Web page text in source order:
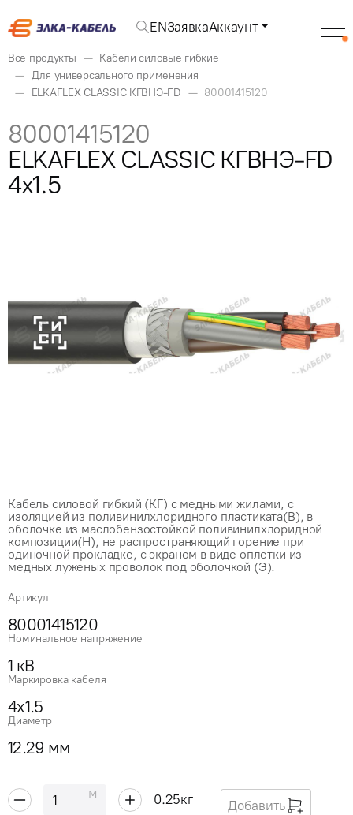
ENЗаявкаАккаунт
Все продукты
Кабели силовые гибкие
Для универсального применения
ELKAFLEX CLASSIC КГВНЭ-FD
80001415120
Кабель силовой гибкий (КГ) с медными жилами, с
изоляцией из поливинилхлоридного пластиката(В), в
оболочке из маслобензостойкой поливинилхлоридной
композиции(Н), не распространяющий горение при
одиночной прокладке, с экраном в виде оплетки из
медных луженых проволок под оболочкой (Э).
Артикул
80001415120
Номинальное напряжение
1 кВ
Маркировка кабеля
4x1.5
Диаметр
12.29 мм
м 0.25кг Добавить
80001415120
ELKAFLEX CLASSIC КГВНЭ-FD
4x1.5